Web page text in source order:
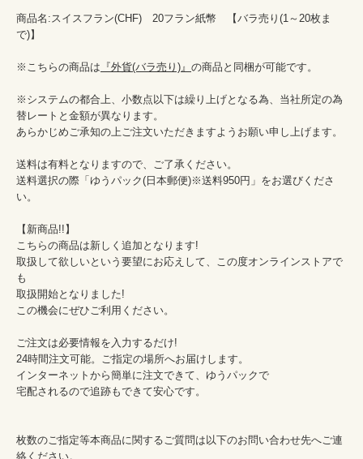
商品名:スイスフラン(CHF)　20フラン紙幣　【バラ売り(1～20枚ま
で)】
※こちらの商品は 『外貨(バラ売り)』 の商品と同梱が可能です。
※システムの都合上、小数点以下は繰り上げとなる為、当社所定の為
替レートと金額が異なります。
あらかじめご承知の上ご注文いただきますようお願い申し上げます。
送料は有料となりますので、ご了承ください。
送料選択の際「ゆうパック(日本郵便)※送料950円」をお選びくださ
い。
【新商品!!】
こちらの商品は新しく追加となります!
取扱して欲しいという要望にお応えして、この度オンラインストアで
も
取扱開始となりました!
この機会にぜひご利用ください。
ご注文は必要情報を入力するだけ!
24時間注文可能。ご指定の場所へお届けします。
インターネットから簡単に注文できて、ゆうパックで
宅配されるので追跡もできて安心です。
枚数のご指定等本商品に関するご質問は以下のお問い合わせ先へご連
絡ください。